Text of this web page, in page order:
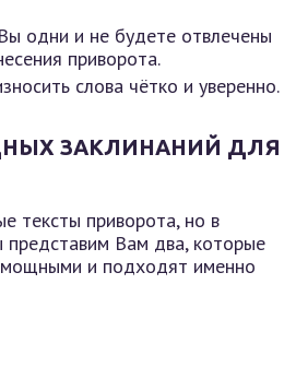
одни и не будете отвлечены
приворота.
слова чётко и уверенно.
ЗАКЛИНАНИЙ ДЛЯ
тексты приворота, но в
Вам два, которые
и подходят именно